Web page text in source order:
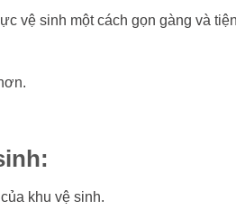
vệ sinh một cách gọn gàng và
khu vệ sinh.